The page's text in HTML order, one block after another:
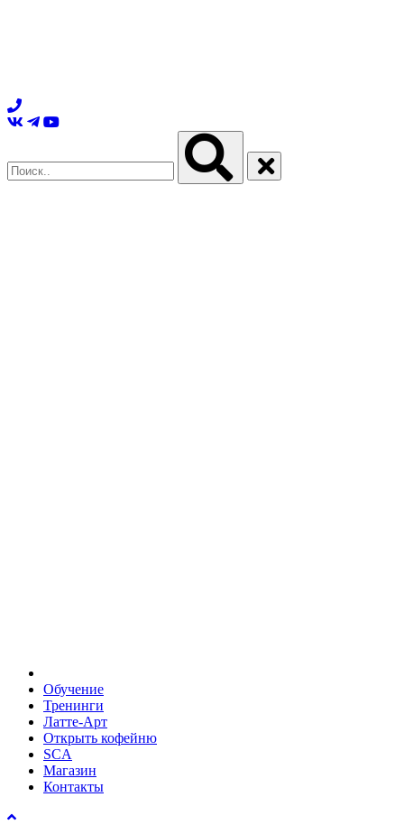
Обучение
Тренинги
Латте-Арт
Открыть кофейню
SCA
Магазин
Контакты